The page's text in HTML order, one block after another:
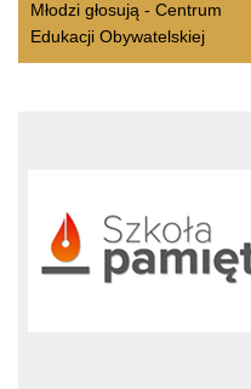
Młodzi głosują - Centrum
Edukacji Obywatelskiej